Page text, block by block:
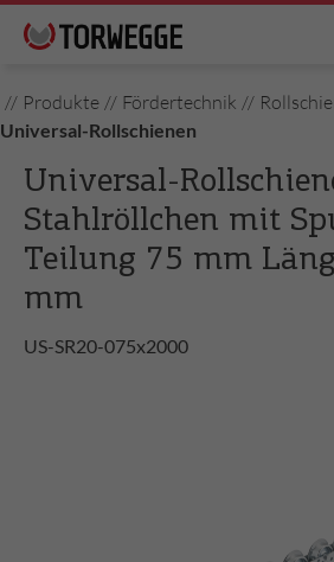
// Produkte // Fördertechnik //
Universal-Rollschienen
Universal-
Stahlröllchen mit
Teilung 75 mm
mm
US-SR20-075x2000